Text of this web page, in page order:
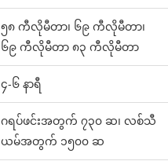
၅၈ ကီလိုမီတာ၊ ၆၉ ကီလိုမီတာ၊
၆၉ ကီလိုမီတာ ၈၃ ကီလိုမီတာ
၄-၆ နာရီ
ဂရပ်ဖင်းအတွက် ၇၃၀ ဆ၊ လစ်သီ
ယမ်အတွက် ၁၅၀၀ ဆ